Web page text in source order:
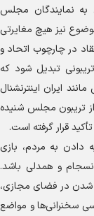
نمایندگان مجلس
نیز هیچ مغایرتی
در چارچوب اتحاد و
تبدیل شود که
ایران اینترنشنال
تریبون مجلس شنیده
قرار گرفته است.
به مردم، بازی
و همدلی باشد.
شدن در فضای مجازی،
سخنرانی‌ها و مواضع